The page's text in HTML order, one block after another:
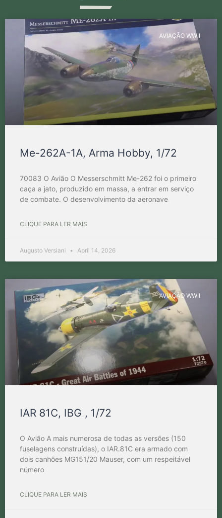
AVIAÇÃO WWII
Me-262A-1A, Arma Hobby, 1/72
70083 O Avião O Messerschmitt Me-262 foi o primeiro
caça a jato, produzido em massa, a entrar em serviço
de combate. O desenvolvimento da aeronave
CLIQUE PARA LER MAIS
Augusto Versiani April 14, 2026
AVIAÇÃO WWII
IAR 81C, IBG , 1/72
O Avião A mais numerosa de todas as versões (150
fuselagens construídas), o IAR.81C era armado com
dois canhões MG151/20 Mauser, com um respeitável
número
CLIQUE PARA LER MAIS